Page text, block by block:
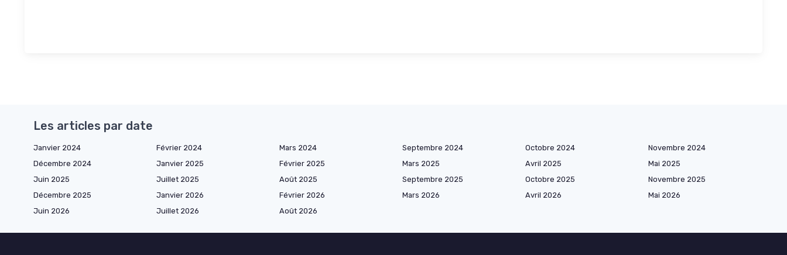
Les articles par date
Janvier 2024 Février 2024 Mars 2024 Septembre 2024 Octobre 2024
Novembre 2024
Décembre 2024
Janvier 2025 Février 2025 Mars 2025 Avril 2025
Mai 2025
Juin 2025
Juillet 2025 Août 2025 Septembre 2025 Octobre 2025
Novembre 2025
Décembre 2025
Janvier 2026 Février 2026 Mars 2026 Avril 2026
Mai 2026
Juin 2026
Juillet 2026 Août 2026